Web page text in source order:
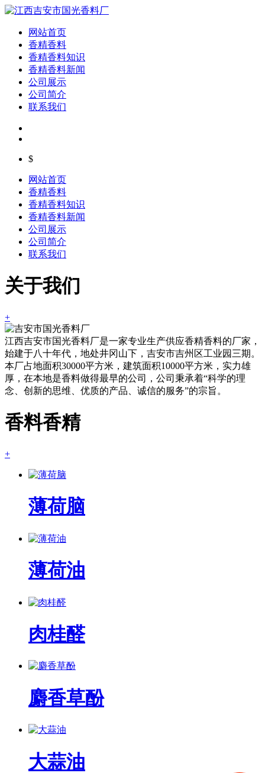
网站首页
香精香料
香精香料知识
香精香料新闻
公司展示
公司简介
联系我们
$
网站首页
香精香料
香精香料知识
香精香料新闻
公司展示
公司简介
联系我们
关于我们
+
江西吉安市国光香料厂是一家专业生产供应香精香料的厂家，
始建于八十年代，地处井冈山下，吉安市吉州区工业园三期。
本厂占地面积30000平方米，建筑面积10000平方米，实力雄
厚，在本地是香料做得最早的公司，公司秉承着“科学的理
念、创新的思维、优质的产品、诚信的服务”的宗旨。
香料香精
+
薄荷脑
薄荷油
肉桂醛
麝香草酚
大蒜油